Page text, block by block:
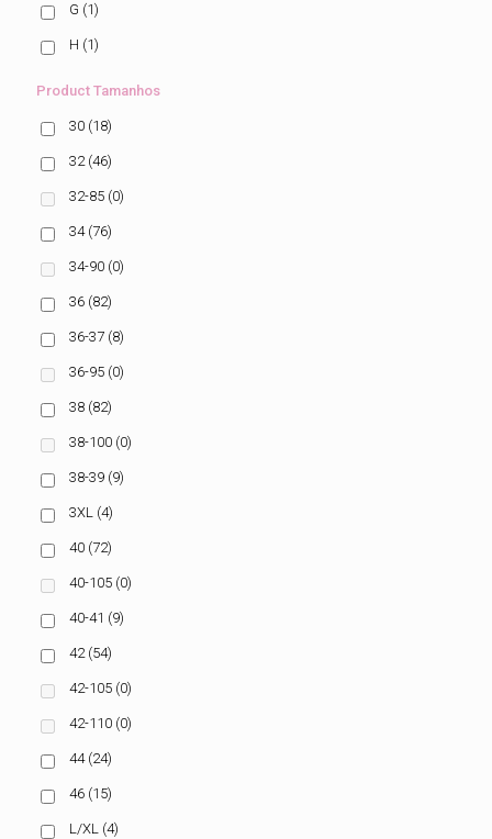
G (1)
H (1)
Product Tamanhos
30 (18)
32 (46)
32-85 (0)
34 (76)
34-90 (0)
36 (82)
36-37 (8)
36-95 (0)
38 (82)
38-100 (0)
38-39 (9)
3XL (4)
40 (72)
40-105 (0)
40-41 (9)
42 (54)
42-105 (0)
42-110 (0)
44 (24)
46 (15)
L/XL (4)